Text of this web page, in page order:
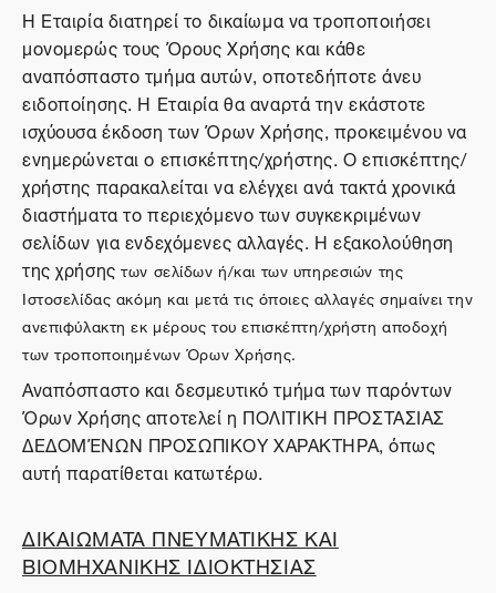
Η Εταιρία διατηρεί το δικαίωμα να τροποποιήσει
μονομερώς τους Όρους Χρήσης και κάθε
αναπόσπαστο τμήμα αυτών, οποτεδήποτε άνευ
ειδοποίησης. Η Εταιρία θα αναρτά την εκάστοτε
ισχύουσα έκδοση των Όρων Χρήσης, προκειμένου να
ενημερώνεται ο επισκέπτης/χρήστης. Ο επισκέπτης/
χρήστης παρακαλείται να ελέγχει ανά τακτά χρονικά
διαστήματα το περιεχόμενο των συγκεκριμένων
σελίδων για ενδεχόμενες αλλαγές. Η εξακολούθηση
της χρήσηςτων σελίδων ή/και των υπηρεσιών της
Ιστοσελίδας ακόμη και μετά τις όποιες αλλαγές σημαίνει την
ανεπιφύλακτη εκ μέρους του επισκέπτη/χρήστη αποδοχή
των τροποποιημένων Όρων Χρήσης.
Αναπόσπαστο και δεσμευτικό τμήμα των παρόντων
Όρων Χρήσης αποτελεί η ΠΟΛΙΤΙΚΗ ΠΡΟΣΤΑΣΙΑΣ
ΔΕΔΟΜΈΝΩΝ ΠΡΟΣΩΠΙΚΟΥ ΧΑΡΑΚΤΗΡΑ, όπως
αυτή παρατίθεται κατωτέρω.
ΔΙΚΑΙΩΜΑΤΑ ΠΝΕΥΜΑΤΙΚΗΣ ΚΑΙ
ΒΙΟΜΗΧΑΝΙΚΗΣ ΙΔΙΟΚΤΗΣΙΑΣ